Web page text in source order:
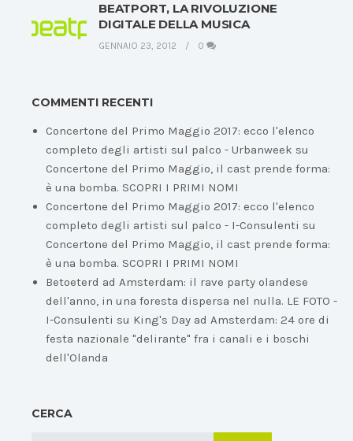
BEATPORT, LA RIVOLUZIONE
DIGITALE DELLA MUSICA
GENNAIO 23, 2012 0
COMMENTI RECENTI
Concertone del Primo Maggio 2017: ecco l'elenco
completo degli artisti sul palco - Urbanweek su
Concertone del Primo Maggio, il cast prende forma:
è una bomba. SCOPRI I PRIMI NOMI
Concertone del Primo Maggio 2017: ecco l'elenco
completo degli artisti sul palco - I-Consulenti su
Concertone del Primo Maggio, il cast prende forma:
è una bomba. SCOPRI I PRIMI NOMI
Betoeterd ad Amsterdam: il rave party olandese
dell'anno, in una foresta dispersa nel nulla. LE FOTO -
I-Consulenti su King's Day ad Amsterdam: 24 ore di
festa nazionale "delirante" fra i canali e i boschi
dell'Olanda
CERCA